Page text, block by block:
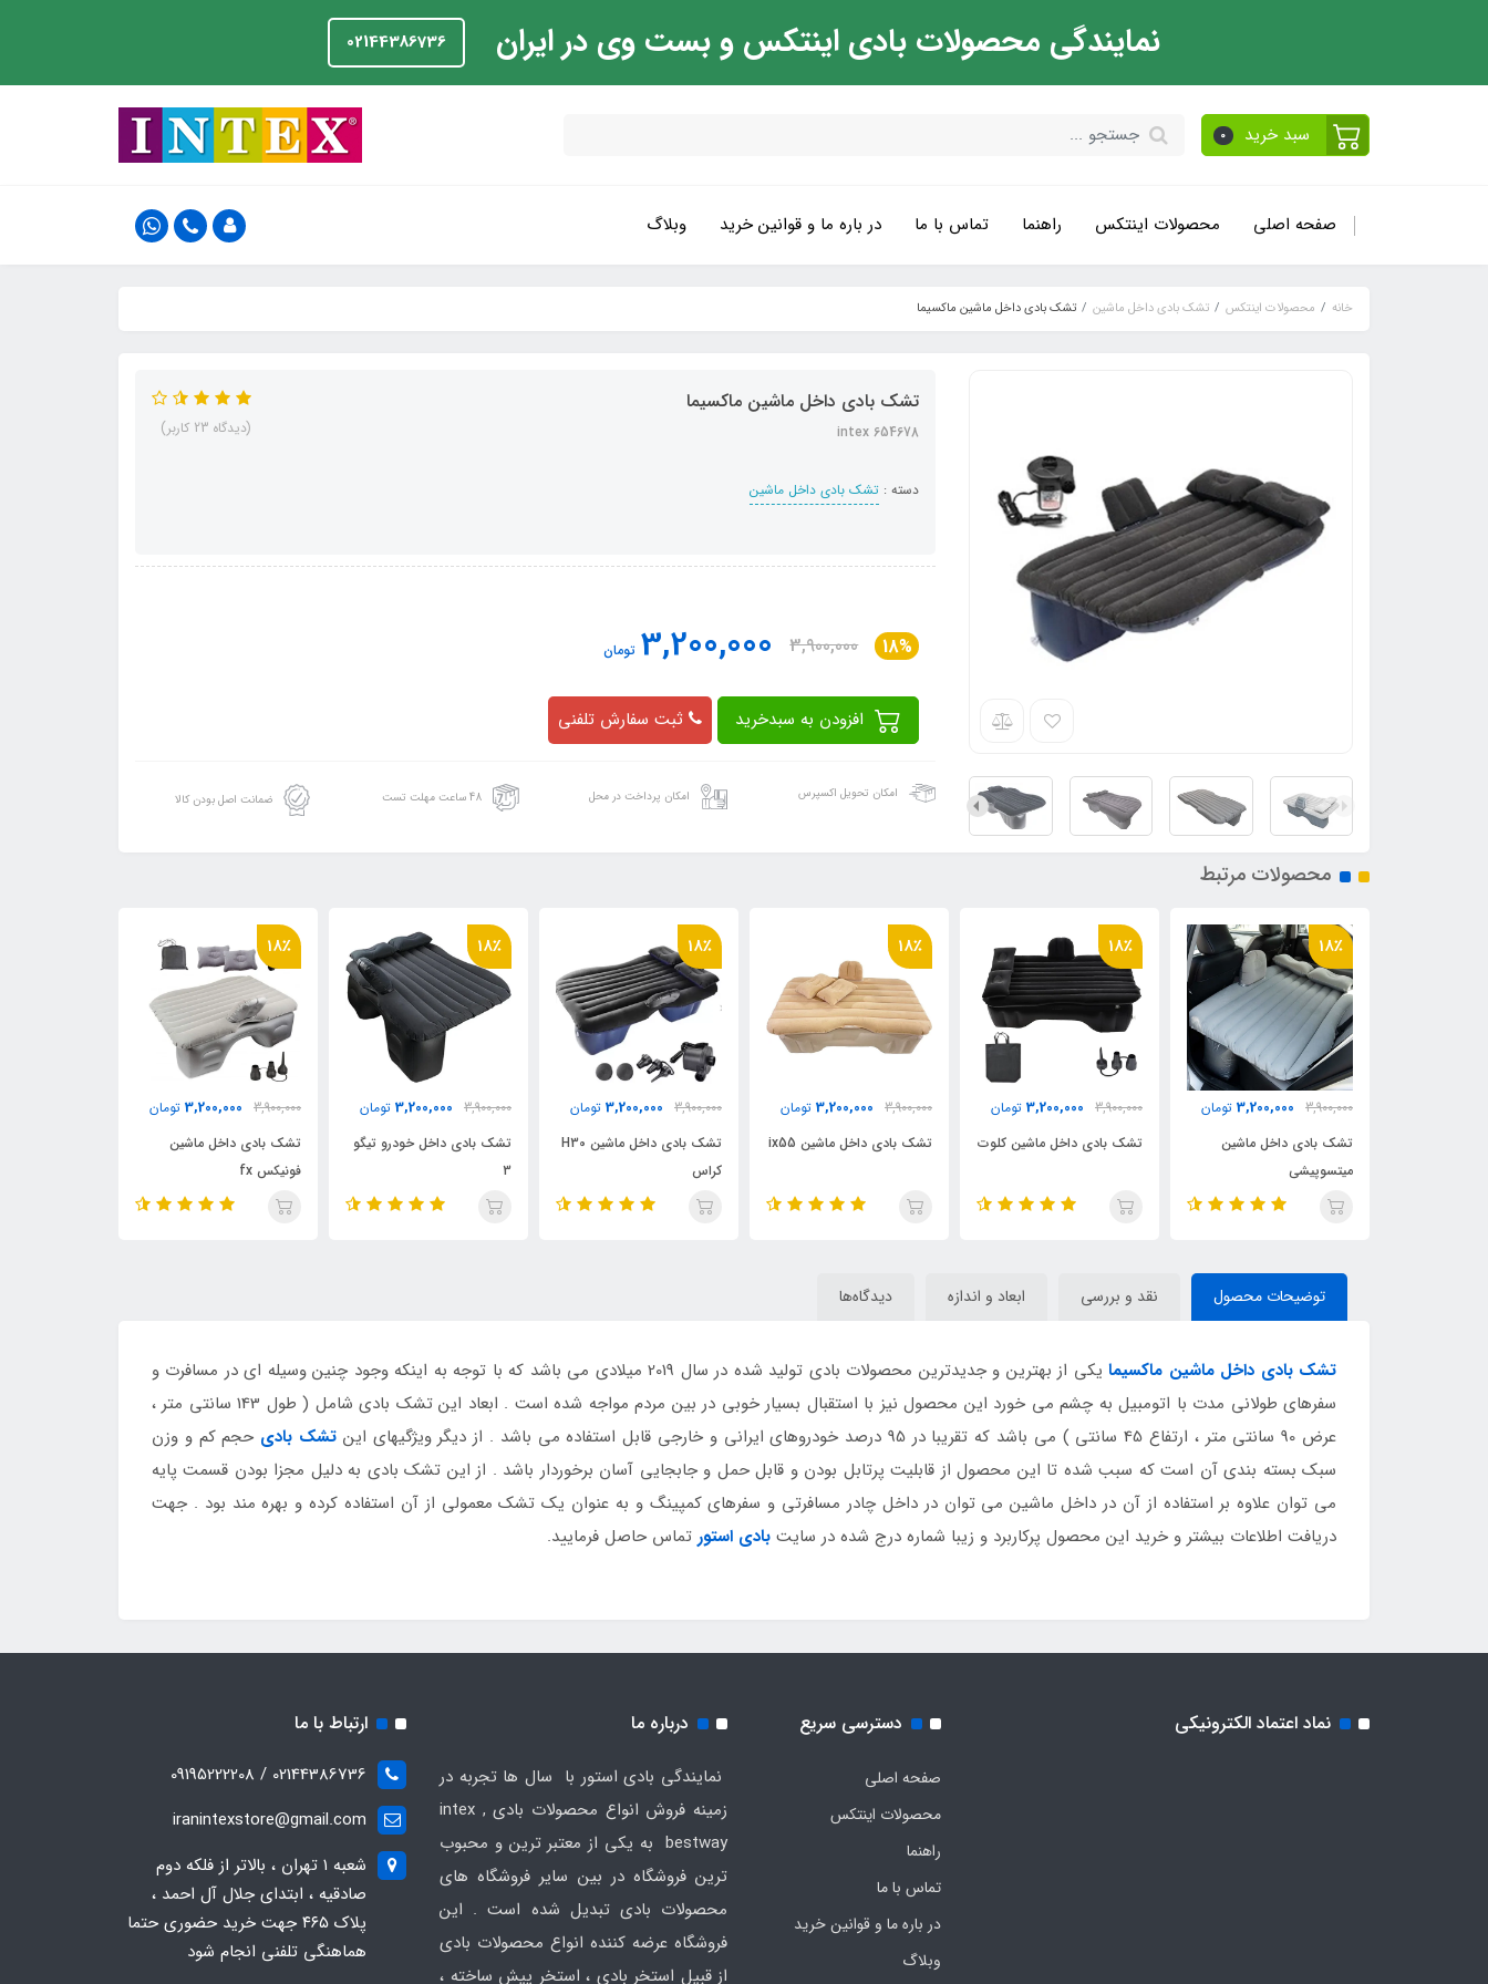
نمایندگی محصولات بادی اینتکس و بست وی در ایران 02144386736
سبد خرید 0
صفحه اصلی محصولات اینتکس راهنما تماس با ما در باره ما و قوانین خرید وبلاگ
خانه محصولات اینتکس تشک بادی داخل ماشین تشک بادی داخل ماشین ماکسیما
تشک بادی داخل ماشین ماکسیما
intex 654678
دسته : تشک بادی داخل ماشین
(دیدگاه 23 کاربر)
18%
3,900,000
3,200,000 تومان
ثبت سفارش تلفنی
امکان تحویل اکسپرس امکان پرداخت در محل 48 ساعت مهلت تست ضمانت اصل بودن کالا
محصولات مرتبط
18٪
3,900,000
3,200,000 تومان
تشک بادی داخل ماشین
میتسوپیشی
18٪
3,900,000
3,200,000 تومان
تشک بادی داخل ماشین کلوت
18٪
3,900,000
3,200,000 تومان
تشک بادی داخل ماشین ix55
18٪
3,900,000
3,200,000 تومان
تشک بادی داخل ماشین H30
کراس
18٪
3,900,000
3,200,000 تومان
تشک بادی داخل خودرو تیگو
3
18٪
3,900,000
3,200,000 تومان
تشک بادی داخل ماشین
فونیکس fx
توضیحات محصول نقد و بررسی ابعاد و اندازه دیدگاه‌ها
تشک بادی داخل ماشین ماکسیما
یکی از بهترین و جدیدترین محصولات بادی تولید شده در سال 2019 میلادی می باشد که با توجه به اینکه وجود چنین وسیله ای در مسافرت و
سفرهای طولانی مدت با اتومبیل به چشم می خورد این محصول نیز با استقبال بسیار خوبی در بین مردم مواجه شده است . ابعاد این تشک بادی شامل ( طول 143 سانتی متر ،
عرض 90 سانتی متر ، ارتفاع 45 سانتی ) می باشد که تقریبا در 95 درصد خودروهای ایرانی و خارجی قابل استفاده می باشد . از دیگر ویژگیهای این
تشک بادی حجم کم و وزن
سبک بسته بندی آن است که سبب شده تا این محصول از قابلیت پرتابل بودن و قابل حمل و جابجایی آسان برخوردار باشد . از این تشک بادی به دلیل مجزا بودن قسمت پایه
می توان علاوه بر استفاده از آن در داخل ماشین می توان در داخل چادر مسافرتی و سفرهای کمپینگ و به عنوان یک تشک معمولی از آن استفاده کرده و بهره مند بود . جهت
دریافت اطلاعات بیشتر و خرید این محصول پرکاربرد و زیبا شماره درج شده در سایت بادی استور تماس حاصل فرمایید.
نماد اعتماد الکترونیکی دسترسی سریع
صفحه اصلی
محصولات اینتکس
راهنما
تماس با ما
در باره ما و قوانین خرید
وبلاگ
درباره ما
نمایندگی بادی استور با سال ها تجربه در
زمینه فروش انواع محصولات بادی intex ,
bestway به یکی از معتبر ترین و محبوب
ترین فروشگاه در بین سایر فروشگاه های
محصولات بادی تبدیل شده است . این
فروشگاه عرضه کننده انواع محصولات بادی
از قبیل استخر بادی ، استخر پیش ساخته ،
ارتباط با ما
02144386736 / 09195222208
iranintexstore@gmail.com
شعبه ۱ تهران ، بالاتر از فلکه دوم
صادقیه ، ابتدای جلال آل احمد ،
پلاک ۴۶۵ جهت خرید حضوری حتما
هماهنگی تلفنی انجام شود